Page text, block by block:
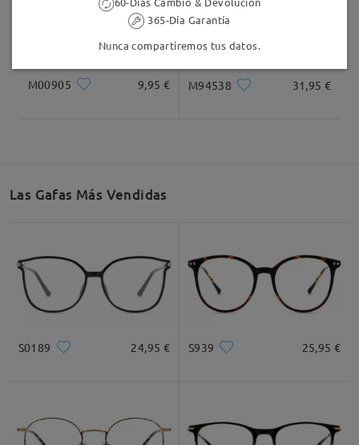
M00905 9,95 € M94538 31,95 €
Las Gafas Más Vendidas
S0189 24,95 € S939 25,95 €
365-Día Garantía
Nunca compartiremos tus datos.